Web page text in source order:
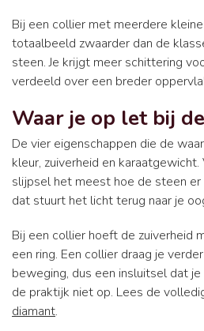
Bij een collier met meerdere
totaalbeeld zwaarder dan de
steen. Je krijgt meer schittering
verdeeld over een breder
Waar je op let bij
De vier eigenschappen die de
kleur, zuiverheid en
slijpsel het meest hoe de steen
dat stuurt het licht terug naar je
Bij een collier hoeft de zuiverheid
een ring. Een collier draag je
beweging, dus een insluitsel dat
de praktijk niet op. Lees de
diamant.